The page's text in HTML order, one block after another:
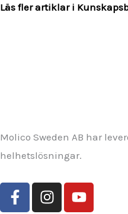
Läs fler artiklar i
Molico Sweden AB har
helhetslösningar.
F
a
I
n
Y
o